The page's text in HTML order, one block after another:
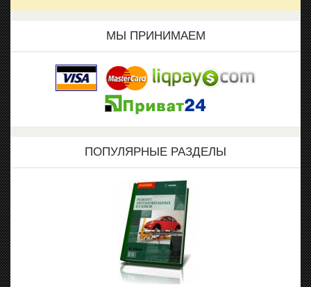
МЫ ПРИНИМАЕМ
ПОПУЛЯРНЫЕ РАЗДЕЛЫ